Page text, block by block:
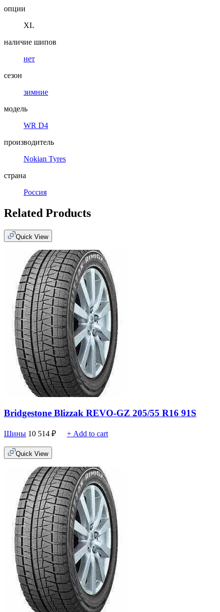
опции
XL
наличие шипов
нет
сезон
зимние
модель
WR D4
производитель
Nokian Tyres
страна
Россия
Related Products
Quick View
Bridgestone Blizzak REVO-GZ 205/55 R16 91S
Шины 10 514 ₽ + Add to cart
Quick View